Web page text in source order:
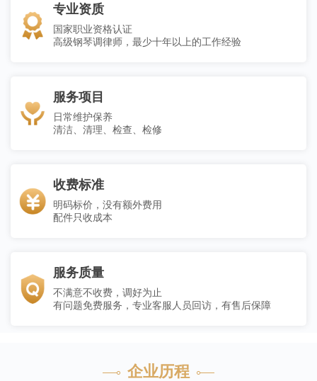
专业资质
国家职业资格认证
高级钢琴调律师，最少十年以上的工作经验
服务项目
日常维护保养
清洁、清理、检查、检修
收费标准
明码标价，没有额外费用
配件只收成本
服务质量
不满意不收费，调好为止
有问题免费服务，专业客服人员回访，有售后保障
企业历程